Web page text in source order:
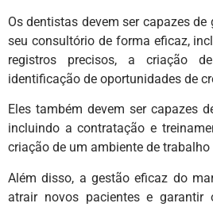
Os dentistas devem ser capazes
seu consultório de forma eficaz,
registros precisos, a criação
identificação de oportunidades de
Eles também devem ser capazes
incluindo a contratação e
criação de um ambiente de
Além disso, a gestão eficaz do
atrair novos pacientes e garantir